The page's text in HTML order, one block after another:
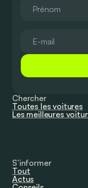
Chercher
Toutes les voitures
Les meilleures
S’informer
Tout
Actus